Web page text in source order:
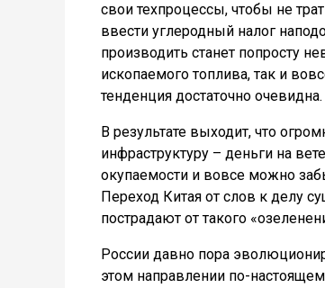
свои техпроцессы, чтобы не
ввести углеродный налог
производить станет попросту
ископаемого топлива, так и
тенденция достаточно очевидна.
В результате выходит, что
инфраструктуру – деньги на
окупаемости и вовсе можно
Переход Китая от слов к делу
пострадают от такого
России давно пора
этом направлении по-